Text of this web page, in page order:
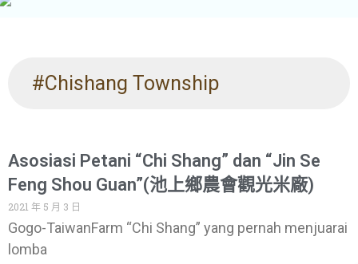
#Chishang Township
Asosiasi Petani “Chi Shang” dan “Jin Se
Feng Shou Guan”(池上鄉農會觀光米廠)
2021 年 5 月 3 日
Gogo-TaiwanFarm “Chi Shang” yang pernah menjuarai
lomba